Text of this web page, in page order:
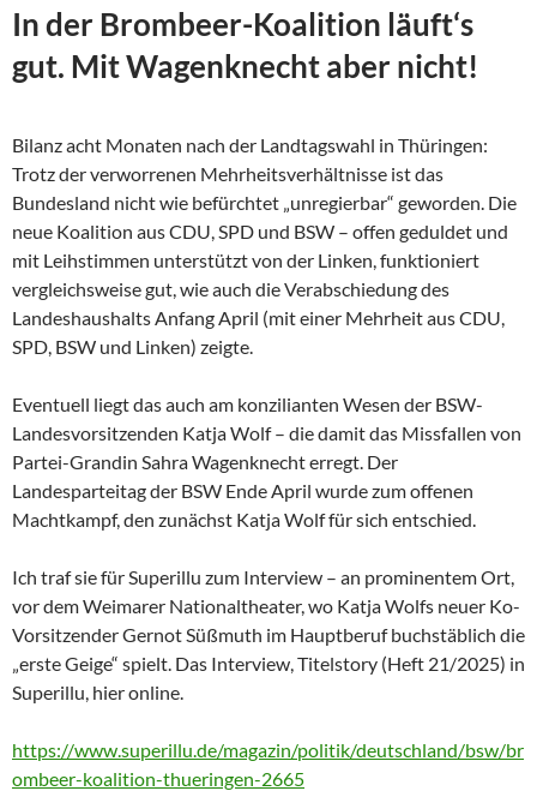
In der Brombeer-Koalition läuft‘s
gut. Mit Wagenknecht aber nicht!
Bilanz acht Monaten nach der Landtagswahl in Thüringen:
Trotz der verworrenen Mehrheitsverhältnisse ist das
Bundesland nicht wie befürchtet „unregierbar“ geworden. Die
neue Koalition aus CDU, SPD und BSW – offen geduldet und
mit Leihstimmen unterstützt von der Linken, funktioniert
vergleichsweise gut, wie auch die Verabschiedung des
Landeshaushalts Anfang April (mit einer Mehrheit aus CDU,
SPD, BSW und Linken) zeigte.
Eventuell liegt das auch am konzilianten Wesen der BSW-
Landesvorsitzenden Katja Wolf – die damit das Missfallen von
Partei-Grandin Sahra Wagenknecht erregt. Der
Landesparteitag der BSW Ende April wurde zum offenen
Machtkampf, den zunächst Katja Wolf für sich entschied.
Ich traf sie für Superillu zum Interview – an prominentem Ort,
vor dem Weimarer Nationaltheater, wo Katja Wolfs neuer Ko-
Vorsitzender Gernot Süßmuth im Hauptberuf buchstäblich die
„erste Geige“ spielt. Das Interview, Titelstory (Heft 21/2025) in
Superillu, hier online.
https://www.superillu.de/magazin/politik/deutschland/bsw/br
ombeer-koalition-thueringen-2665